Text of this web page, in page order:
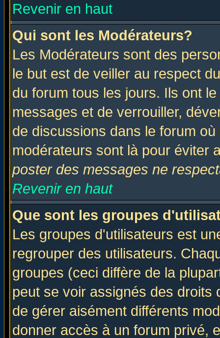
Revenir en haut
Qui sont les Modérateurs?
Les Modérateurs sont des
le but est de veiller au respect
du forum tous les jours. Ils ont
messages et de verrouiller,
de discussions dans le forum
modérateurs sont là pour éviter
poster des messages ne
Revenir en haut
Que sont les groupes
Les groupes d'utilisateurs est
regrouper des utilisateurs.
groupes (ceci diffère de la
peut se voir assignés des
de gérer aisément différents
donner accès à un forum privé,